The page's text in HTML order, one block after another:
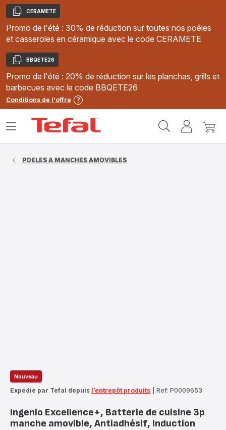
Copier
CERAMETE
Promo de l'été : 30% de réduction sur toutes nos poêles
et casseroles en céramique avec le code CERAMETE
Copier
BBQETE26
Promo de l'été : 20% de réduction sur les planchas, grills et
barbecues avec le code BBQETE26
Conditions de l'offre
MonMon
Ouvrir
POELES A MANCHES AMOVIBLES
Nouveau
Expédié par Tefal depuis l’entrepôt produits Ref: P0009653
Ingenio Excellence+, Batterie de cuisine 3p
manche amovible, Antiadhésif, Induction